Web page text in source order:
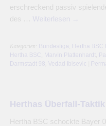
erschreckend passiv
des … Weiterlesen →
Kategorien: Bundesliga Hertha BSC
Hertha BSC
Marvin Plattenhardt
Darmstadt 98 Vedad Ibisevic
Herthas Überfall-
Hertha BSC schockte Bayer